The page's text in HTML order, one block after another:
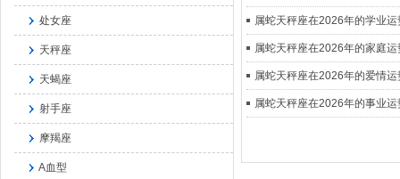
处女座
天秤座
天蝎座
射手座
摩羯座
A血型
属蛇天秤座在2026年的学业运
属蛇天秤座在2026年的家庭运
属蛇天秤座在2026年的爱情运
属蛇天秤座在2026年的事业运